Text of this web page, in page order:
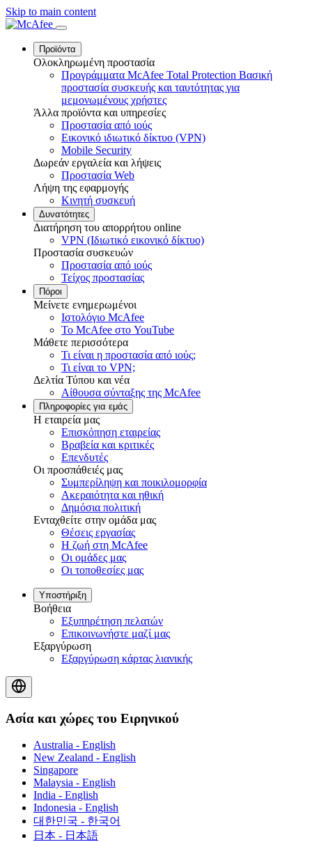
Skip to main content
Προϊόντα
Ολοκληρωμένη προστασία
Προγράμματα McAfee Total Protection Βασική
προστασία συσκευής και ταυτότητας για
μεμονωμένους χρήστες
Άλλα προϊόντα και υπηρεσίες
Προστασία από ιούς
Εικονικό ιδιωτικό δίκτυο (VPN)
Mobile Security
Δωρεάν εργαλεία και λήψεις
Προστασία Web
Λήψη της εφαρμογής
Κινητή συσκευή
Δυνατότητες
Διατήρηση του απορρήτου online
VPN (Ιδιωτικό εικονικό δίκτυο)
Προστασία συσκευών
Προστασία από ιούς
Τείχος προστασίας
Πόροι
Μείνετε ενημερωμένοι
Ιστολόγιο McAfee
Το McAfee στο YouTube
Μάθετε περισσότερα
Τι είναι η προστασία από ιούς;
Τι είναι το VPN;
Δελτία Τύπου και νέα
Αίθουσα σύνταξης της McAfee
Πληροφορίες για εμάς
H εταιρεία μας
Επισκόπηση εταιρείας
Βραβεία και κριτικές
Επενδυτές
Οι προσπάθειές μας
Συμπερίληψη και ποικιλομορφία
Ακεραιότητα και ηθική
Δημόσια πολιτική
Ενταχθείτε στην ομάδα μας
Θέσεις εργασίας
Η ζωή στη McAfee
Οι ομάδες μας
Οι τοποθεσίες μας
Υποστήριξη
Βοήθεια
Εξυπηρέτηση πελατών
Επικοινωνήστε μαζί μας
Εξαργύρωση
Εξαργύρωση κάρτας λιανικής
Ασία και χώρες του Ειρηνικού
Australia - English
New Zealand - English
Singapore
Malaysia - English
India - English
Indonesia - English
대한민국 - 한국어
日本 - 日本語